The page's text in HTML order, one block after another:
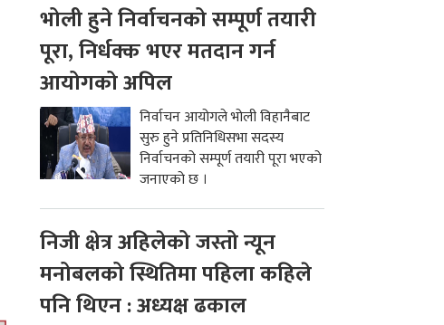
भोली हुने निर्वाचनको सम्पूर्ण तयारी
पूरा, निर्धक्क भएर मतदान गर्न
आयोगको अपिल
निर्वाचन आयोगले भोली विहानैबाट
सुरु हुने प्रतिनिधिसभा सदस्य
निर्वाचनको सम्पूर्ण तयारी पूरा भएको
जनाएको छ ।
निजी क्षेत्र अहिलेको जस्तो न्यून
मनोबलको स्थितिमा पहिला कहिले
पनि थिएन : अध्यक्ष ढकाल